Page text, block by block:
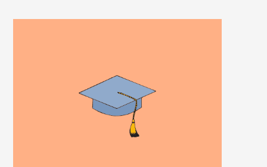
формировать сниппеты. Что такое Schema.org и зачем она